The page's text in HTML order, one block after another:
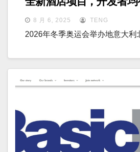
背景8 月 6, 2025 TENG
2026年冬季奥运会举办地意大